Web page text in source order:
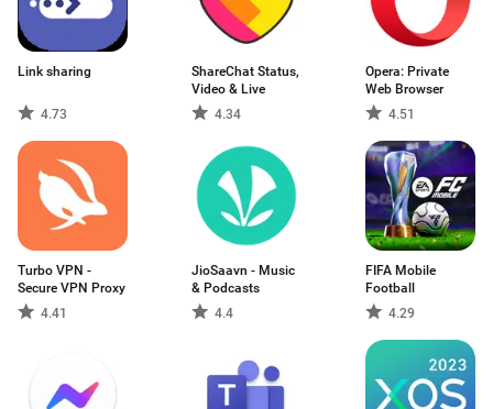
Link sharing
4.73
ShareChat Status,
Video & Live
4.34
Opera: Private
Web Browser
4.51
Turbo VPN -
Secure VPN Proxy
4.41
JioSaavn - Music
& Podcasts
4.4
FIFA Mobile
Football
4.29